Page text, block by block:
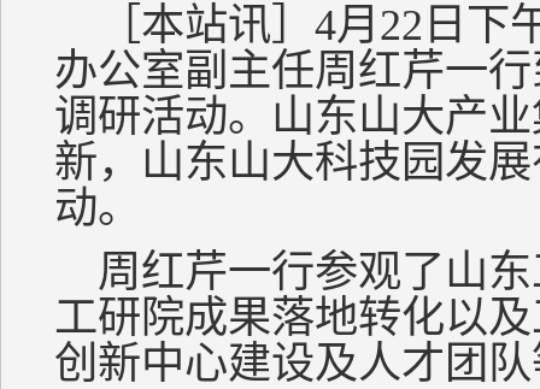
［本站讯］4月22日下
办公室副主任周红芹一
调研活动。山东山大产
新，山东山大科技园发
动。
周红芹一行参观了山
工研院成果落地转化以
创新中心建设及人才团